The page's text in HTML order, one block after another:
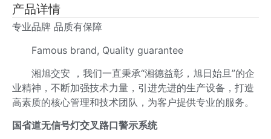
产品详情
专业品牌 品质有保障
Famous brand, Quality guarantee
湘旭交安 ，我们一直秉承“湘德益彰，旭日始旦”的企
业精神，不断加强技术力量，引进先进的生产设备，打造
高素质的核心管理和技术团队，为客户提供专业的服务。
国省道无信号灯交叉路口警示系统